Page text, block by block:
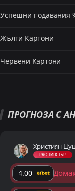
Успешни подавания
Жълти Картони
Червени Картони
ПРОГНОЗА С
Християн
PRO ТИПСТЪР
4.00